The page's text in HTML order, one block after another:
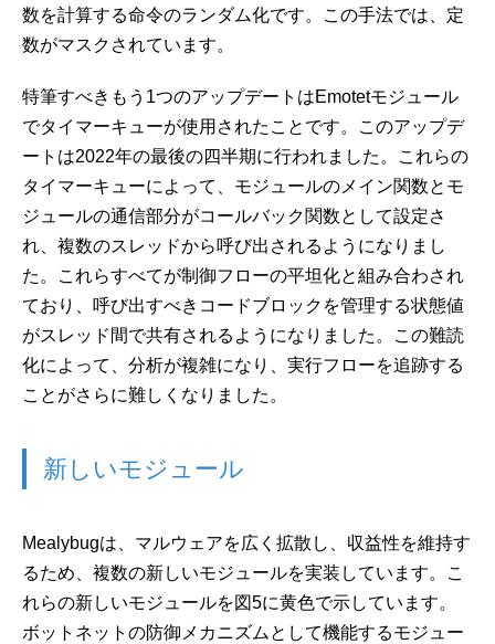
数を計算する命令のランダム化です。この手法では、定
数がマスクされています。
特筆すべきもう1つのアップデートはEmotetモジュール
でタイマーキューが使用されたことです。このアップデ
ートは2022年の最後の四半期に行われました。これらの
タイマーキューによって、モジュールのメイン関数とモ
ジュールの通信部分がコールバック関数として設定さ
れ、複数のスレッドから呼び出されるようになりまし
た。これらすべてが制御フローの平坦化と組み合わされ
ており、呼び出すべきコードブロックを管理する状態値
がスレッド間で共有されるようになりました。この難読
化によって、分析が複雑になり、実行フローを追跡する
ことがさらに難しくなりました。
新しいモジュール
Mealybugは、マルウェアを広く拡散し、収益性を維持す
るため、複数の新しいモジュールを実装しています。こ
れらの新しいモジュールを図5に黄色で示しています。
ボットネットの防御メカニズムとして機能するモジュー